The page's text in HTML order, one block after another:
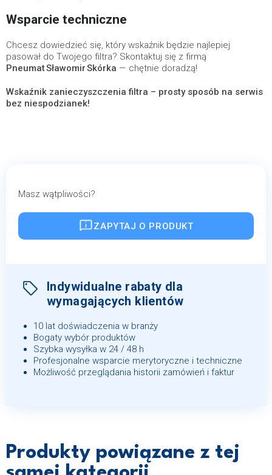
Wsparcie techniczne
Chcesz dowiedzieć się, który wskaźnik będzie najlepiej
pasował do Twojego filtra? Skontaktuj się z firmą
Pneumat Sławomir Skórka — chętnie doradzą!
Wskaźnik zanieczyszczenia filtra – prosty sposób na serwis
bez niespodzianek!
Masz wątpliwości?
ZAPYTAJ O PRODUKT
Indywidualne rabaty dla
wymagających klientów
10 lat doświadczenia w branży
Bogaty wybór produktów
Szybka wysyłka w 24 / 48 h
Profesjonalne wsparcie merytoryczne i techniczne
Możliwość przeglądania historii zamówień i faktur
Produkty powiązane z tej